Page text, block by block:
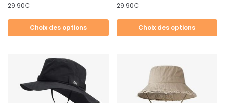
29.90€
Choix des options
29.90€
Choix des options